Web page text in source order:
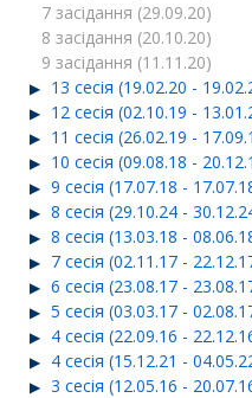
7 засідання (29.09.20)
8 засідання (20.10.20)
9 засідання (11.11.20)
13 сесія (19.02.20 -
12 сесія (02.10.19 -
11 сесія (26.02.19 -
10 сесія (09.08.18 -
9 сесія (17.07.18 -
8 сесія (29.10.24 -
8 сесія (13.03.18 -
7 сесія (02.11.17 -
6 сесія (23.08.17 -
5 сесія (03.03.17 -
4 сесія (22.09.16 -
4 сесія (15.12.21 -
3 сесія (12.05.16 -